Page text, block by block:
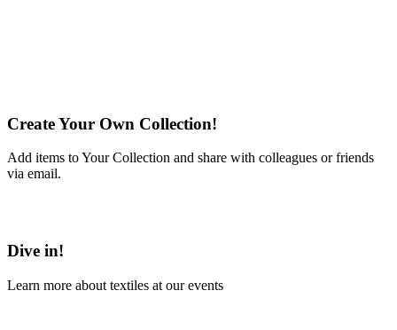
Create Your Own Collection!
Add items to Your Collection and share with colleagues or friends
via email.
Dive in!
Learn more about textiles at our events